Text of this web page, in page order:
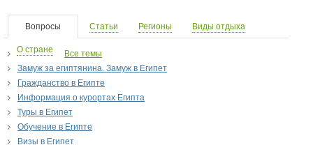
Вопросы Статьи Регионы Виды отдыха
О стране
Все темы
Замуж за египтянина. Замуж в Египет
Гражданство в Египте
Информация о курортах Египта
Туры в Египет
Обучение в Египте
Визы в Египет